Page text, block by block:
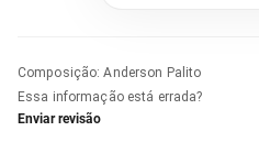
Composição:Anderson Palito
Essa informação está errada?
Enviar revisão